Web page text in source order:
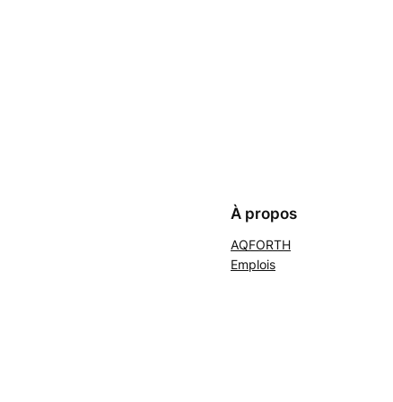
À propos
AQFORTH
Emplois